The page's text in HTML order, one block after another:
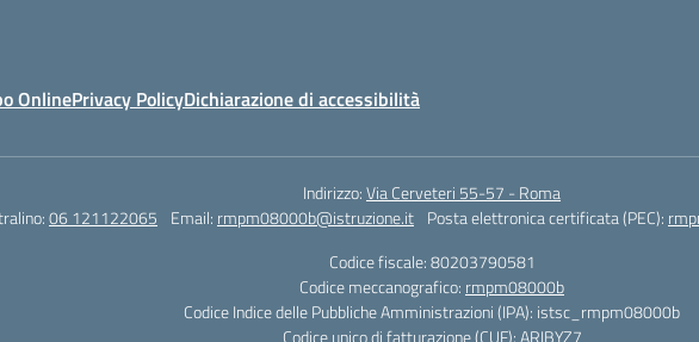
OnlinePrivacy PolicyDichiarazione di accessibilità
Indirizzo:Via Cerveteri 55-57 - Roma
06 121122065 Email: rmpm08000b@istruzione.it Posta elettronica certificata (PEC):
Codice fiscale: 80203790581
Codice meccanografico: rmpm08000b
Codice Indice delle Pubbliche Amministrazioni (IPA): istsc_rmpm08000b
Codice unico di fatturazione (CUF): ARIBYZ7